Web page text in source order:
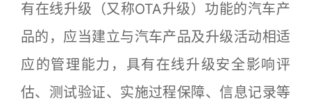
有在线升级（又称OTA升级）功能的汽车产
品的，应当建立与汽车产品及升级活动相适
应的管理能力，具有在线升级安全影响评
估、测试验证、实施过程保障、信息记录等